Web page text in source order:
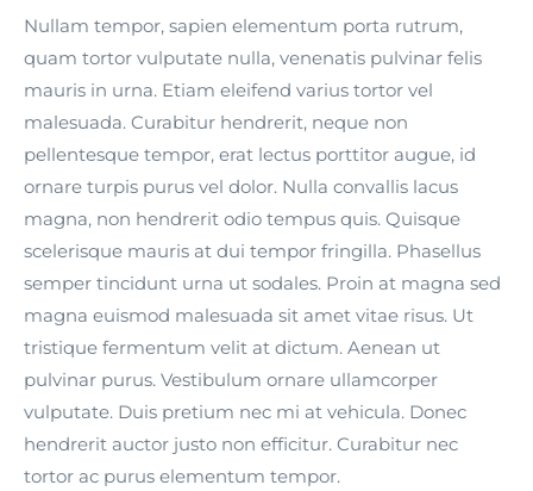
Nullam tempor, sapien elementum porta rutrum,
quam tortor vulputate nulla, venenatis pulvinar felis
mauris in urna. Etiam eleifend varius tortor vel
malesuada. Curabitur hendrerit, neque non
pellentesque tempor, erat lectus porttitor augue, id
ornare turpis purus vel dolor. Nulla convallis lacus
magna, non hendrerit odio tempus quis. Quisque
scelerisque mauris at dui tempor fringilla. Phasellus
semper tincidunt urna ut sodales. Proin at magna sed
magna euismod malesuada sit amet vitae risus. Ut
tristique fermentum velit at dictum. Aenean ut
pulvinar purus. Vestibulum ornare ullamcorper
vulputate. Duis pretium nec mi at vehicula. Donec
hendrerit auctor justo non efficitur. Curabitur nec
tortor ac purus elementum tempor.